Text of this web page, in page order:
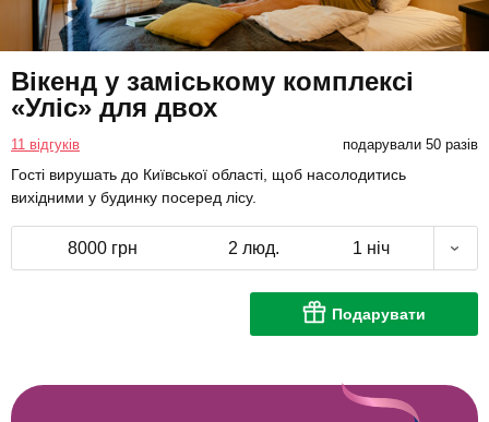
Вікенд у заміському комплексі
«Уліс» для двох
11 відгуків подарували 50 разів
Гості вирушать до Київської області, щоб насолодитись
вихідними у будинку посеред лісу.
8000 грн 2 люд. 1 ніч
Подарувати